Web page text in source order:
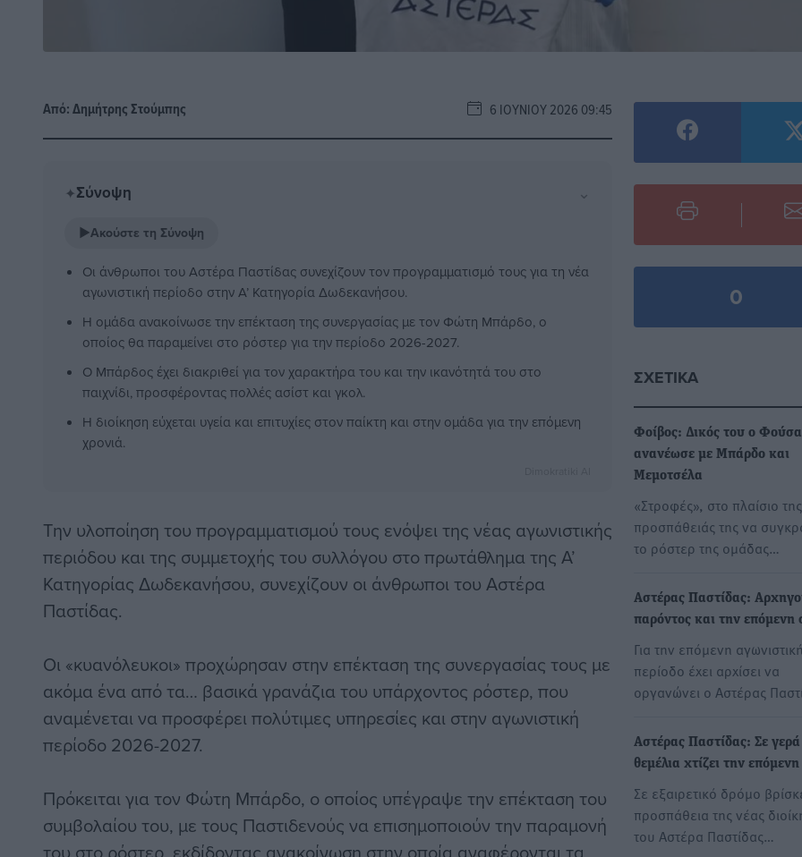
Από:Δημήτρης Στούμπης 6 ΙΟΥΝΊΟΥ 2026 09:45
✦Σύνοψη ⌄
▶Ακούστε τη Σύνοψη
Οι άνθρωποι του Αστέρα Παστίδας συνεχίζουν τον προγραμματισμό τους για τη νέα
αγωνιστική περίοδο στην Α’ Κατηγορία Δωδεκανήσου.
Η ομάδα ανακοίνωσε την επέκταση της συνεργασίας με τον Φώτη Μπάρδο, ο
οποίος θα παραμείνει στο ρόστερ για την περίοδο 2026-2027.
Ο Μπάρδος έχει διακριθεί για τον χαρακτήρα του και την ικανότητά του στο
παιχνίδι, προσφέροντας πολλές ασίστ και γκολ.
Η διοίκηση εύχεται υγεία και επιτυχίες στον παίκτη και στην ομάδα για την επόμενη
χρονιά.
Την υλοποίηση του προγραμματισμού τους ενόψει της νέας αγωνιστικής
περιόδου και της συμμετοχής του συλλόγου στο πρωτάθλημα της Α’
Κατηγορίας Δωδεκανήσου, συνεχίζουν οι άνθρωποι του Αστέρα
Παστίδας.
Οι «κυανόλευκοι» προχώρησαν στην επέκταση της συνεργασίας τους με
ακόμα ένα από τα… βασικά γρανάζια του υπάρχοντος ρόστερ, που
αναμένεται να προσφέρει πολύτιμες υπηρεσίες και στην αγωνιστική
περίοδο 2026-2027.
Πρόκειται για τον Φώτη Μπάρδο, ο οποίος υπέγραψε την επέκταση του
συμβολαίου του, με τους Παστιδενούς να επισημοποιούν την παραμονή
0
ΣΧΕΤΙΚΆ
Φοίβος: Δικός του ο
ανανέωσε με Μπάρδο και
Μεμοτσέλα
«Στροφές», στο πλαίσιο της
προσπάθειάς της να
το ρόστερ της ομάδας…
Αστέρας Παστίδας:
παρόντος και την επόμενη
Για την επόμενη
περίοδο έχει αρχίσει να
οργανώνει ο Αστέρας
Αστέρας Παστίδας: Σε γερά
θεμέλια χτίζει την
Σε εξαιρετικό δρόμο
προσπάθεια της νέας
του Αστέρα Παστίδας…